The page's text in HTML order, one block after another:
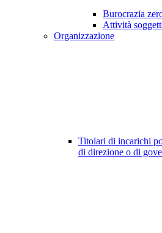
Burocrazia
Attività
Organizzazione
Titolari di incarichi
di direzione o di